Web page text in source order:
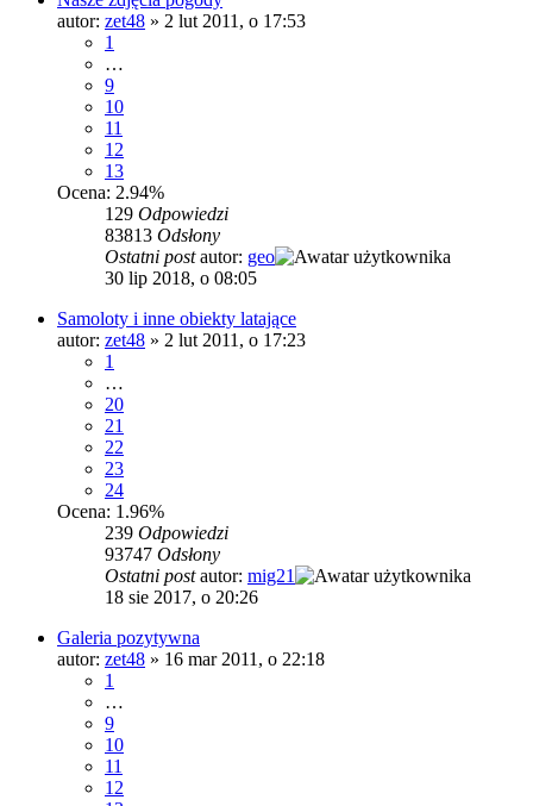
autor: zet48 » 2 lut 2011, o 17:53
1
…
9
10
11
12
13
Ocena: 2.94%
129 Odpowiedzi
83813 Odsłony
Ostatni postautor: geo
30 lip 2018, o 08:05
Samoloty i inne obiekty latające
autor: zet48 » 2 lut 2011, o 17:23
1
…
20
21
22
23
24
Ocena: 1.96%
239 Odpowiedzi
93747 Odsłony
Ostatni postautor: mig21
18 sie 2017, o 20:26
Galeria pozytywna
autor: zet48 » 16 mar 2011, o 22:18
1
…
9
10
11
12